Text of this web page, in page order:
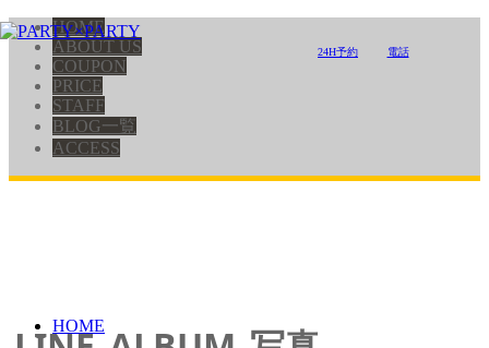
24H予約 電話
HOME
ABOUT US
COUPON
PRICE
STAFF
BLOG一覧
ACCESS
HOME